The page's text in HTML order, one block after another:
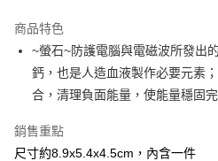
Apple Pay
街口支付
ATM付款
商品特色
~螢石~防護電腦與電磁波所發出
鈣，也是人造血液製作必要元素
合，清理負面能量，使能量穩固
銷售重點
尺寸約8.9x5.4x4.5cm，內含一件